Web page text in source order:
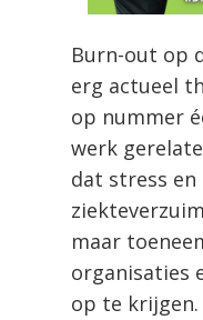
Burn-out op
erg actueel
op nummer
werk
dat stress en
maar
organisaties
op te krijgen.